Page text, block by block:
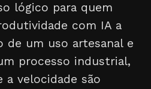
lógico para quem
com IA a
de um uso artesanal e
processo industrial,
a velocidade são